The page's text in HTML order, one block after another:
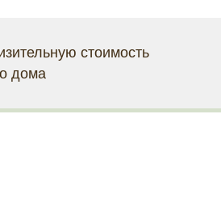
стоимость
дома